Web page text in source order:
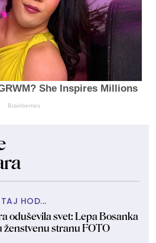
She Inspires Millions
Brainberries
TAJ HOD...
oduševila svet: Lepa Bosanka
ženstvenu stranu FOTO